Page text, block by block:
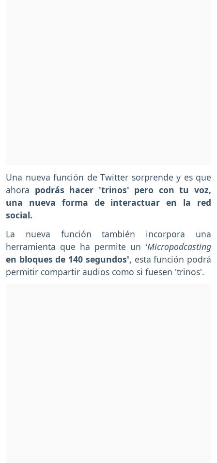
Una nueva función de Twitter sorprende y es que
ahora podrás hacer 'trinos' pero con tu voz,
una nueva forma de interactuar en la red
social.
La nueva función también incorpora una
herramienta que ha permite un 'Micropodcasting
en bloques de 140 segundos', esta función podrá
permitir compartir audios como si fuesen 'trinos'.